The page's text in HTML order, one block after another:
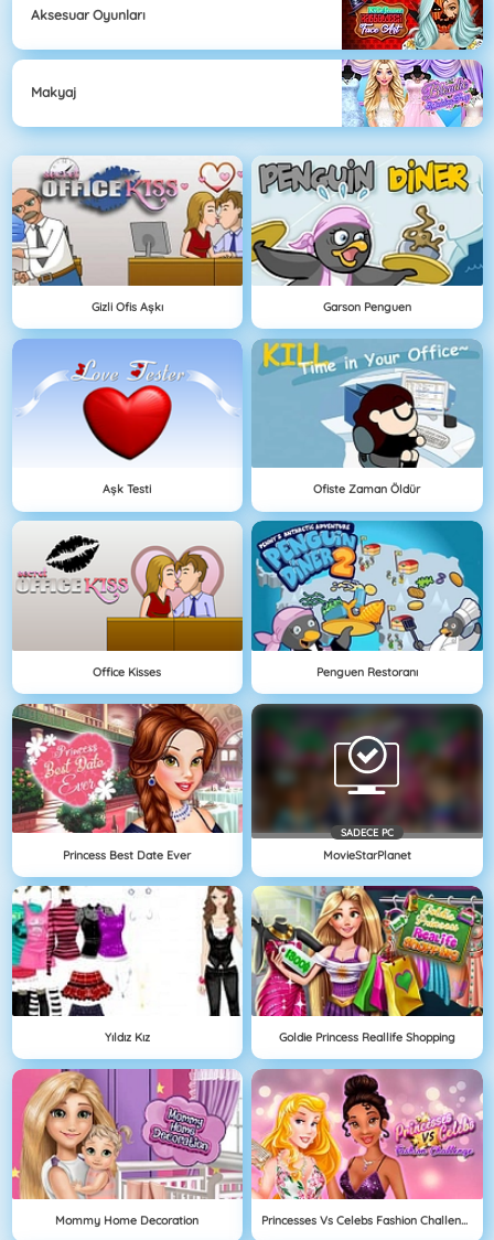
Aksesuar Oyunları
Makyaj
Gizli Ofis Aşkı Garson Penguen
Aşk Testi Ofiste Zaman Öldür
Office Kisses Penguen Restoranı
Princess Best Date Ever
SADECE PC
MovieStarPlanet
Yıldız Kız Goldie Princess Reallife Shopping
Mommy Home Decoration Princesses Vs Celebs Fashion Challenge